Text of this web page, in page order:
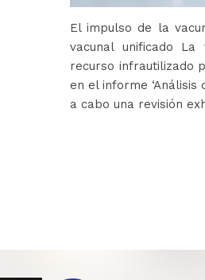
El impulso de la
vacunal unificado
recurso infrautilizado
en el informe ‘Análisis
a cabo una revisión